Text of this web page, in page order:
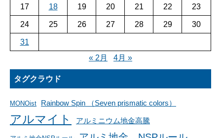
17 18 19 20 21 22 23
24 25 26 27 28 29 30
31
« 2月
4月 »
タグクラウド
MONOist Rainbow Spin （Seven prismatic colors）
アルマイト アルミニウム地金高騰